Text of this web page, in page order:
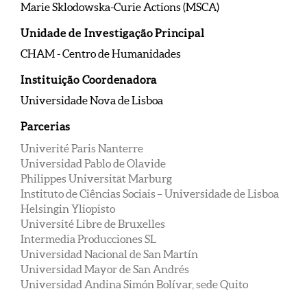
Marie Sklodowska-Curie Actions (MSCA)
Unidade de Investigação Principal
CHAM - Centro de Humanidades
Instituição Coordenadora
Universidade Nova de Lisboa
Parcerias
Univerité Paris Nanterre
Universidad Pablo de Olavide
Philippes Universität Marburg
Instituto de Ciências Sociais– Universidade de Lisboa
Helsingin Yliopisto
Université Libre de Bruxelles
Intermedia Producciones SL
Universidad Nacional de San Martín
Universidad Mayor de San Andrés
Universidad Andina Simón Bolívar, sede Quito